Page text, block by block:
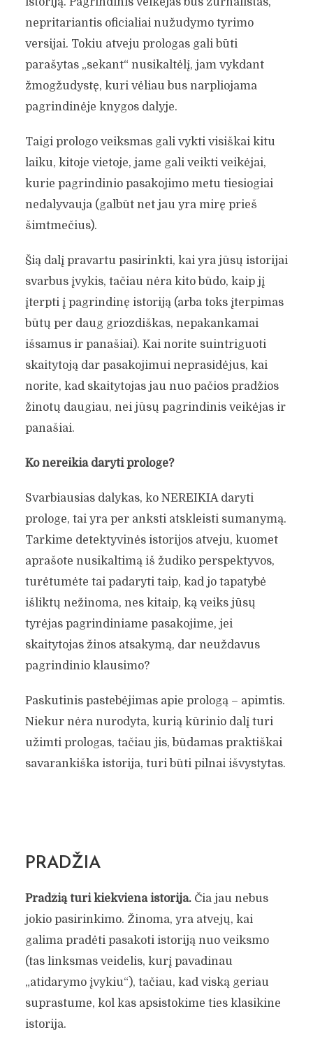
nepritariantis oficialiai nužudymo tyrimo
versijai. Tokiu atveju prologas gali būti
parašytas „sekant“ nusikaltėlį, jam vykdant
žmogžudystę, kuri vėliau bus narpliojama
pagrindinėje knygos dalyje.
Taigi prologo veiksmas gali vykti visiškai kitu
laiku, kitoje vietoje, jame gali veikti veikėjai,
kurie pagrindinio pasakojimo metu tiesiogiai
nedalyvauja (galbūt net jau yra mirę prieš
šimtmečius).
Šią dalį pravartu pasirinkti, kai yra jūsų istorijai
svarbus įvykis, tačiau nėra kito būdo, kaip jį
įterpti į pagrindinę istoriją (arba toks įterpimas
būtų per daug griozdiškas, nepakankamai
išsamus ir panašiai). Kai norite suintriguoti
skaitytoją dar pasakojimui neprasidėjus, kai
norite, kad skaitytojas jau nuo pačios pradžios
žinotų daugiau, nei jūsų pagrindinis veikėjas ir
panašiai.
Ko nereikia daryti prologe?
Svarbiausias dalykas, ko NEREIKIA daryti
prologe, tai yra per anksti atskleisti sumanymą.
Tarkime detektyvinės istorijos atveju, kuomet
aprašote nusikaltimą iš žudiko perspektyvos,
turėtumėte tai padaryti taip, kad jo tapatybė
išliktų nežinoma, nes kitaip, ką veiks jūsų
tyrėjas pagrindiniame pasakojime, jei
skaitytojas žinos atsakymą, dar neuždavus
pagrindinio klausimo?
Paskutinis pastebėjimas apie prologą – apimtis.
Niekur nėra nurodyta, kurią kūrinio dalį turi
užimti prologas, tačiau jis, būdamas praktiškai
savarankiška istorija, turi būti pilnai išvystytas.
PRADŽIA
Pradžią turi kiekviena istorija.Čia jau nebus
jokio pasirinkimo. Žinoma, yra atvejų, kai
galima pradėti pasakoti istoriją nuo veiksmo
(tas linksmas veidelis, kurį pavadinau
„atidarymo įvykiu“), tačiau, kad viską geriau
suprastume, kol kas apsistokime ties klasikine
istorija.